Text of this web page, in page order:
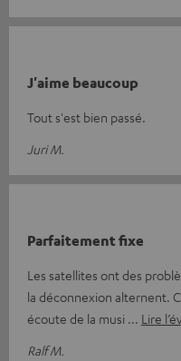
J'aime beaucoup
Tout s'est bien passé.
Juri M.
Parfaitement fixe
Les satellites ont des
la déconnexion alternent.
écoute de la musi
Lire
Ralf M.